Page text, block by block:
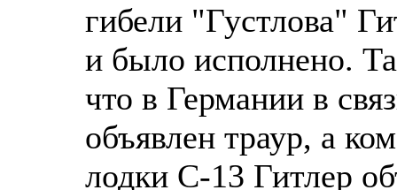
гибели "Густлова"
и было исполнено.
что в Германии в
объявлен траур, а
лодки С-13 Гитлер